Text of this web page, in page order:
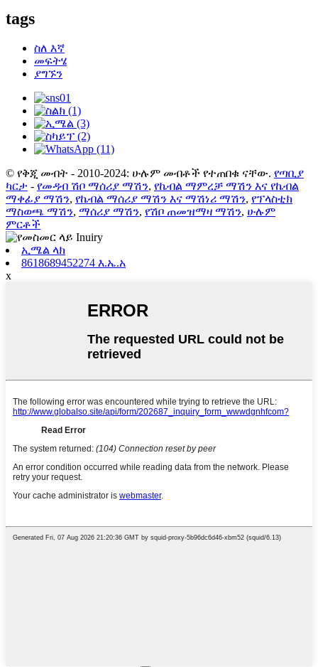
tags
ስለ እኛ
መፍትሄ
ያግኙን
© የቅጂ መብት - 2010-2024: ሁሉም መብቶች የተጠበቁ ናቸው. የጣቢያ
ካርታ - የመዳብ ሽቦ ማሰሪያ ማሽን, የኬብል ማምረቻ ማሽን እና የኬብል
ማቀፊያ ማሽን, የኬብል ማሰሪያ ማሽን እና ማሽነሪ ማሽን, የፕላስቲክ
ማስወጫ ማሽን, ማሰሪያ ማሽን, የሽቦ ጠመዝማዛ ማሽን, ሁሉም
ምርቶች
ኢሜል ላክ
8618689452274 እ.ኤ.አ
x